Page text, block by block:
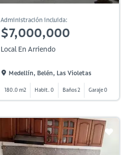
Administración incluida:
$7,000,000
Local En Arriendo
Medellín, Belén, Las Violetas
180.0 m2 Habit. 0 Baños 2 Garaje 0